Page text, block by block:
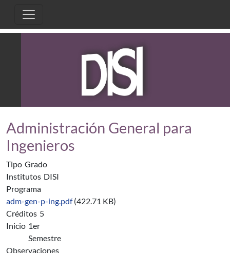
Administración General para
Ingenieros
Tipo Grado
Institutos DISI
Programa
adm-gen-p-ing.pdf (422.71 KB)
Créditos 5
Inicio 1er
Semestre
Observaciones